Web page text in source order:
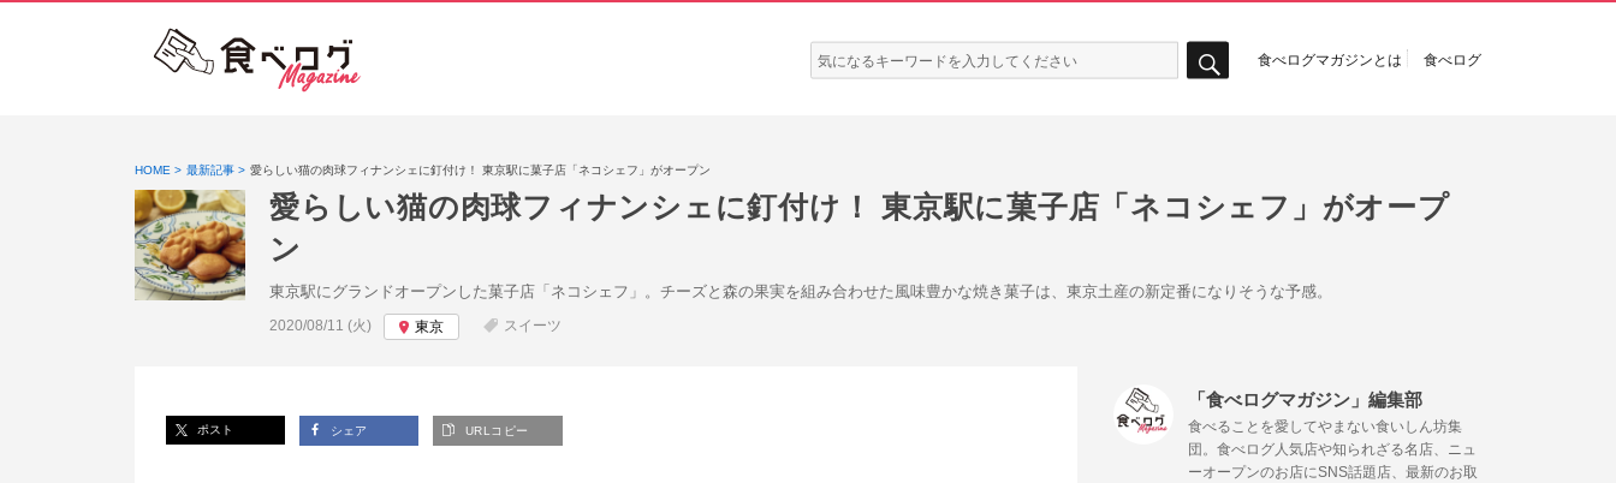
検
索:
食べログマガジンとは 食べログ
HOME 最新記事 愛らしい猫の肉球フィナンシェに釘付け！ 東京駅に菓子店「ネコシェフ」がオープン
愛らしい猫の肉球フィナンシェに釘付け！ 東京駅に菓子店「ネコシェフ」がオープ
ン
東京駅にグランドオープンした菓子店「ネコシェフ」。チーズと森の果実を組み合わせた風味豊かな焼き菓子は、東京土産の新定番になりそうな予感。
投稿日:
2020/08/11 (火) 東京 スイーツ
ポスト シェア URLコピー
「食べログマガジン」編集部
食べることを愛してやまない食いしん坊集
団。食べログ人気店や知られざる名店、ニュ
ーオープンのお店にSNS話題店、最新のお取